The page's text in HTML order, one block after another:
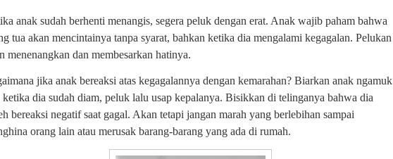
anak sudah berhenti menangis, segera peluk dengan erat. Anak wajib paham bahwa
tua akan mencintainya tanpa syarat, bahkan ketika dia mengalami kegagalan. Pelukan
menenangkan dan membesarkan hatinya.
jika anak bereaksi atas kegagalannya dengan kemarahan? Biarkan anak ngamuk
ketika dia sudah diam, peluk lalu usap kepalanya. Bisikkan di telinganya bahwa dia
bereaksi negatif saat gagal. Akan tetapi jangan marah yang berlebihan sampai
orang lain atau merusak barang-barang yang ada di rumah.